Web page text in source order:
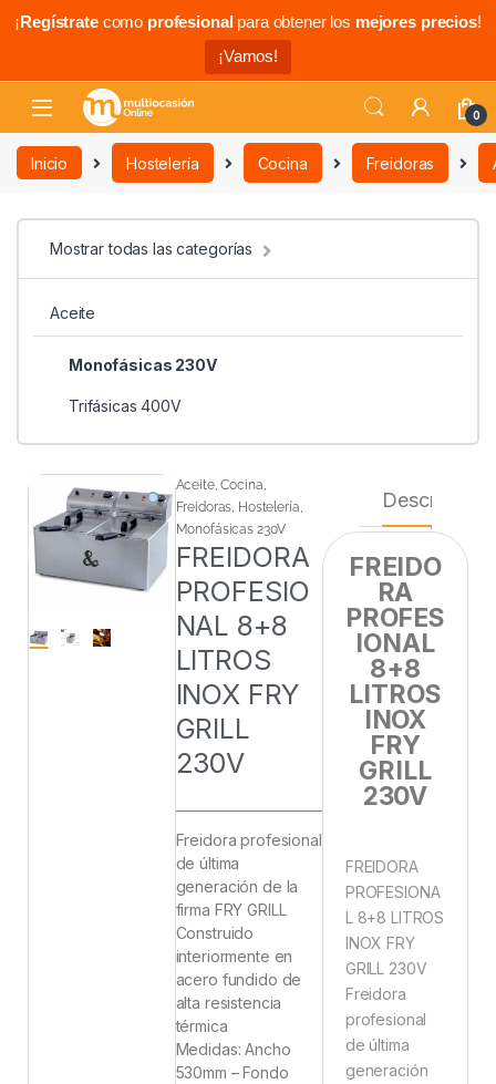
¡Regístratecomo profesionalpara obtener los mejores precios!
¡Vamos!
0
Inicio Hostelería Cocina Freidoras
Mostrar todas las categorías
Aceite
Monofásicas 230V
Trifásicas 400V
Aceite,Cocina,
Freidoras, Hostelería,
Monofásicas 230V
FREIDORA
PROFESIO
NAL 8+8
LITROS
INOX FRY
GRILL
230V
Freidora profesional
de última
generación de la
firma FRY GRILL
Construido
interiormente en
acero fundido de
alta resistencia
térmica
Medidas: Ancho
530mm – Fondo
Descripción
FREIDO
RA
PROFES
IONAL
8+8
LITROS
INOX
FRY
GRILL
230V
FREIDORA
PROFESIONA
L 8+8 LITROS
INOX FRY
GRILL 230V
Freidora
profesional
de última
generación